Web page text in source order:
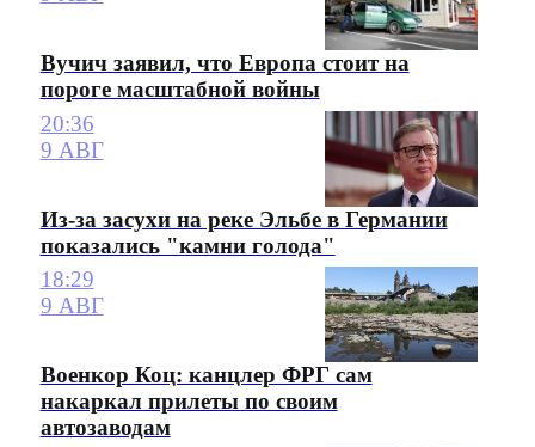
Вучич заявил, что Европа стоит на
пороге масштабной войны
20:36
9 АВГ
Из-за засухи на реке Эльбе в Германии
показались "камни голода"
18:29
9 АВГ
Военкор Коц: канцлер ФРГ сам
накаркал прилеты по своим
автозаводам